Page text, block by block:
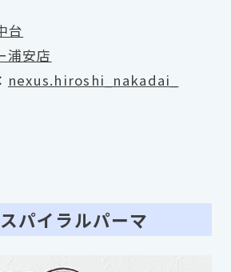
台
浦安店
nexus.hiroshi_nakadai_
パイラルパーマ